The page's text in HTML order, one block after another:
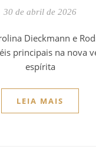
30 de abril de 2026
principais na nova
espírita
LEIA MAIS